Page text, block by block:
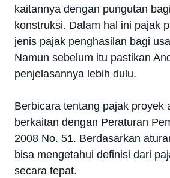
kaitannya dengan pungutan
konstruksi. Dalam hal ini pajak
jenis pajak penghasilan bagi
Namun sebelum itu pastikan
penjelasannya lebih dulu.
Berbicara tentang pajak proyek
berkaitan dengan Peraturan
2008 No. 51. Berdasarkan
bisa mengetahui definisi dari
secara tepat.